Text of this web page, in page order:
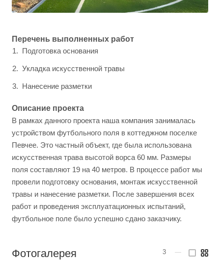
Перечень выполненных работ
Подготовка основания
Укладка искусственной травы
Нанесение разметки
Описание проекта
В рамках данного проекта наша компания занималась
устройством футбольного поля в коттеджном поселке
Певчее. Это частный объект, где была использована
искусственная трава высотой ворса 60 мм. Размеры
поля составляют 19 на 40 метров. В процессе работ мы
провели подготовку основания, монтаж искусственной
травы и нанесение разметки. После завершения всех
работ и проведения эксплуатационных испытаний,
футбольное поле было успешно сдано заказчику.
Фотогалерея 3 —